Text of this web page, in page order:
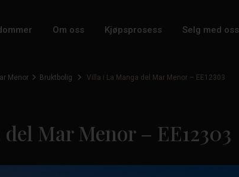
Om oss Kjøpsprosess Selg med oss
Menor Bruktbolig Villa i La Manga del Mar Menor – EE12303
Mar Menor – EE12303